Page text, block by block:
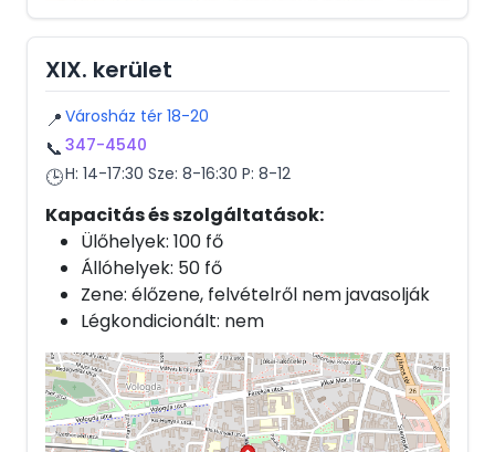
XIX. kerület
📍 Városház tér 18-20
📞 347-4540
🕒H: 14-17:30 Sze: 8-16:30 P: 8-12
Kapacitás és szolgáltatások:
Ülőhelyek: 100 fő
Állóhelyek: 50 fő
Zene: élőzene, felvételről nem javasolják
Légkondicionált: nem